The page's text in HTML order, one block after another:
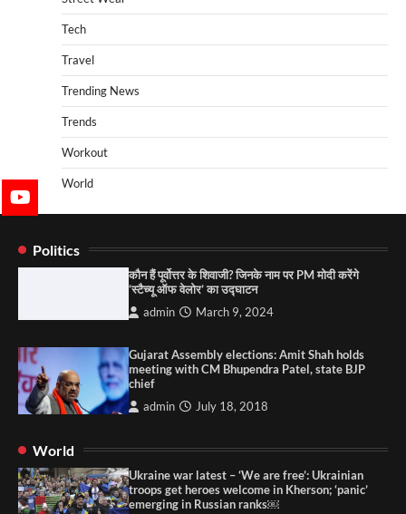
Tech
Travel
Trending News
Trends
Workout
World
Politics
कौन हैं पूर्वोत्तर के शिवाजी? जिनके नाम पर PM मोदी करेंगे
‘स्टैच्यू ऑफ वेलोर’ का उद्घाटन
admin March 9, 2024
Gujarat Assembly elections: Amit Shah holds
meeting with CM Bhupendra Patel, state BJP
chief
admin July 18, 2018
World
Ukraine war latest – ‘We are free’: Ukrainian
troops get heroes welcome in Kherson; ‘panic’
emerging in Russian ranks￼